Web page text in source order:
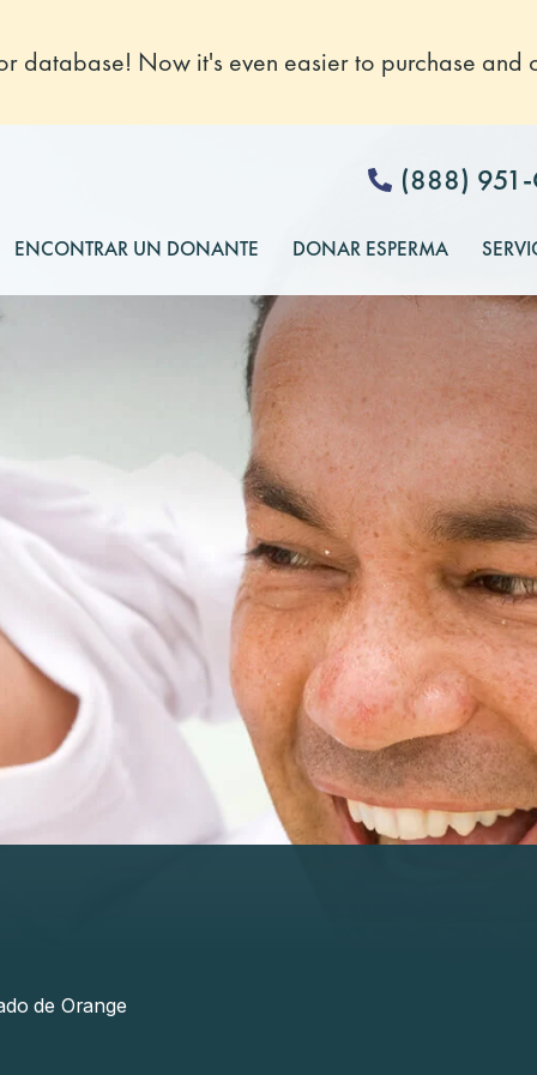
database! Now it's even easier to purchase
(888) 951-
ENCONTRAR UN DONANTE DONAR ESPERMA
de Orange